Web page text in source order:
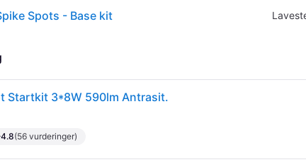
Spots - Base kit
Startkit 3*8W 590lm Antrasit.
4.8(56 vurderinger)